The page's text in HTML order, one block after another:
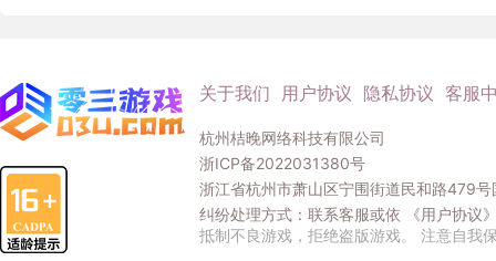
关于我们 用户协议 隐私协议 客服
杭州桔晚网络科技有限公司
浙ICP备2022031380号
浙江省杭州市萧山区宁围街道民和路479
纠纷处理方式：联系客服或依
《用户协议
抵制不良游戏，拒绝盗版游戏。 注意自我